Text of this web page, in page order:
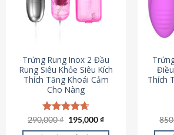
Trứng Rung Inox 2 Đầu
Rung Siêu Khỏe Siêu Kích
Thích Tăng Khoái Cảm
Cho Nàng
Được xếp
hạng4.64
290,000₫ Giá
195,000₫Giá
Thích